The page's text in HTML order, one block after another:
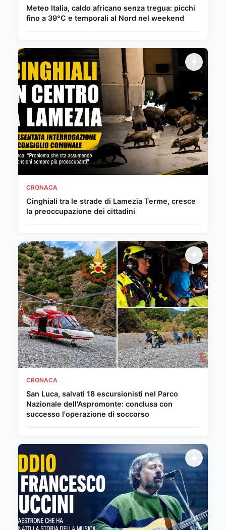
Meteo Italia, caldo africano senza tregua: picchi
fino a 39°C e temporali al Nord nel weekend
CRONACA
Cinghiali tra le strade di Lamezia Terme, cresce
la preoccupazione dei cittadini
CRONACA
San Luca, salvati 18 escursionisti nel Parco
Nazionale dell'Aspromonte: conclusa con
successo l'operazione di soccorso